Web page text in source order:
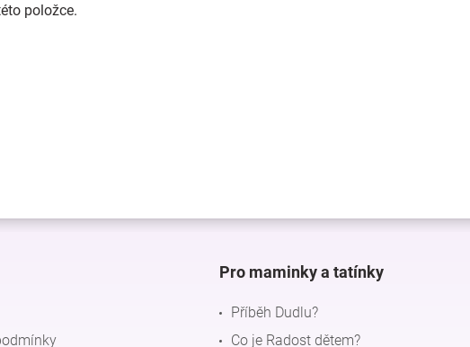
položce.
Pro maminky a tatínky
Příběh Dudlu?
Co je Radost dětem?